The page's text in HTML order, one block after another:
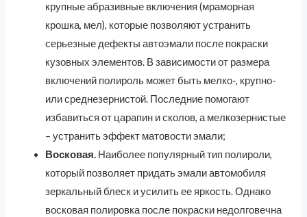
крупные абразивные включения (мраморная
крошка, мел), которые позволяют устранить
серьезные дефекты автоэмали после покраски
кузовных элементов. В зависимости от размера
включений полироль может быть мелко-, крупно-
или среднезернистой. Последние помогают
избавиться от царапин и сколов, а мелкозернистые
– устранить эффект матовости эмали;
Восковая. Наиболее популярный тип полироли,
который позволяет придать эмали автомобиля
зеркальный блеск и усилить ее яркость. Однако
восковая полировка после покраски недолговечна